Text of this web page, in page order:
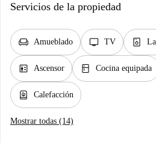
Servicios de la propiedad
chair Amueblado tv TV dishwasher_gen
elevator Ascensor kitchen Cocina equipada
water_heater Calefacción
Mostrar todas (14)